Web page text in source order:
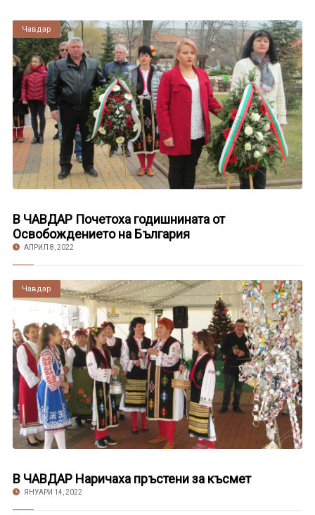
Чавдар
В ЧАВДАР Почетоха годишнината от
Освобождението на България
АПРИЛ 8, 2022
Чавдар
В ЧАВДАР Наричаха пръстени за късмет
ЯНУАРИ 14, 2022